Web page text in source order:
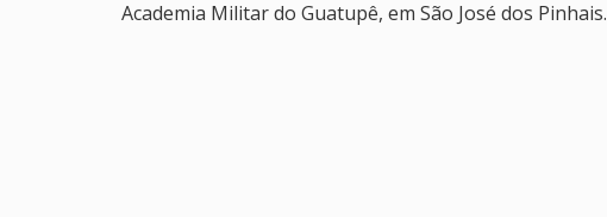
Academia Militar do Guatupê, em São José dos Pinhais.